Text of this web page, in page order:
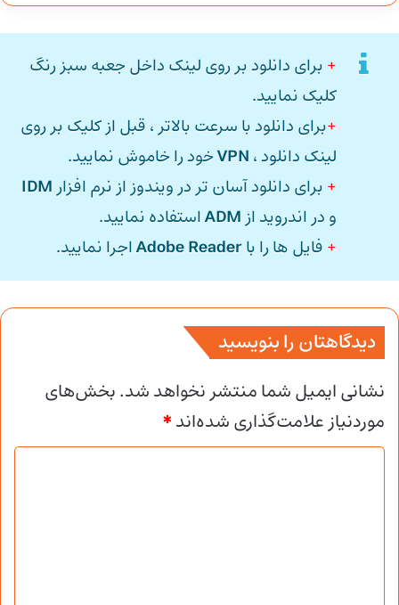
+ برای دانلود بر روی لینک داخل جعبه سبز رنگ
کلیک نمایید.
+برای دانلود با سرعت بالاتر ، قبل از کلیک بر روی
لینک دانلود ، VPNخود را خاموش نمایید.
+ برای دانلود آسان تر در ویندوز از نرم افزار IDM
و در اندروید از ADMاستفاده نمایید.
+ فایل ها را باAdobe Readerاجرا نمایید.
دیدگاهتان را بنویسید
نشانی ایمیل شما منتشر نخواهد شد.بخش‌های
موردنیاز علامت‌گذاری شده‌اند*
د